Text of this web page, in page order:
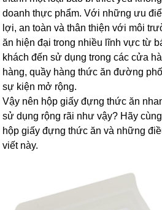
doanh thực phẩm. Với những ưu
lợi, an toàn và thân thiện với môi
ăn hiện đại trong nhiều lĩnh vực từ
khách đến sử dụng trong các cửa
hàng, quầy hàng thức ăn đường
sự kiện mở rộng.
Vậy nên hộp giấy đựng thức ăn
sử dụng rộng rãi như vậy? Hãy
hộp giấy đựng thức ăn và những
viết này.